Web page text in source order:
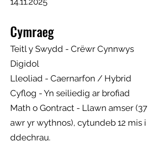
Cymraeg
Teitl y Swydd - Crëwr Cynnwys
Digidol
Lleoliad - Caernarfon / Hybrid
Cyflog - Yn seiliedig ar brofiad
Math o Gontract - Llawn amser (37
awr yr wythnos), cytundeb 12 mis i
ddechrau.